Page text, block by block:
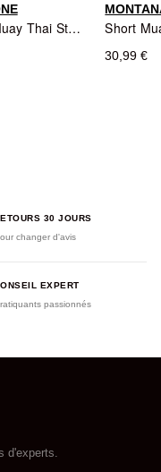
Short de Muay Thai Stuff Noir - Wicked One
30,99 €
30 JOURS
changer d'avis
EXPERT
passionnés
d'experts.